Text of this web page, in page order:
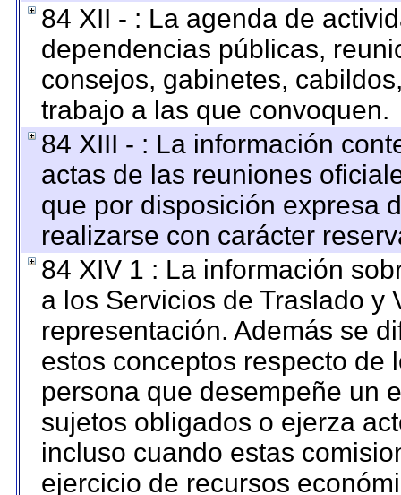
84 XII - : La agenda de
dependencias públicas,
consejos, gabinetes,
trabajo a las que convoquen.
84 XIII - : La información
actas de las reuniones
que por disposición expresa
realizarse con carácter
84 XIV 1 : La información
a los Servicios de Traslado y
representación. Además se
estos conceptos respecto de
persona que desempeñe un
sujetos obligados o ejerza
incluso cuando estas
ejercicio de recursos